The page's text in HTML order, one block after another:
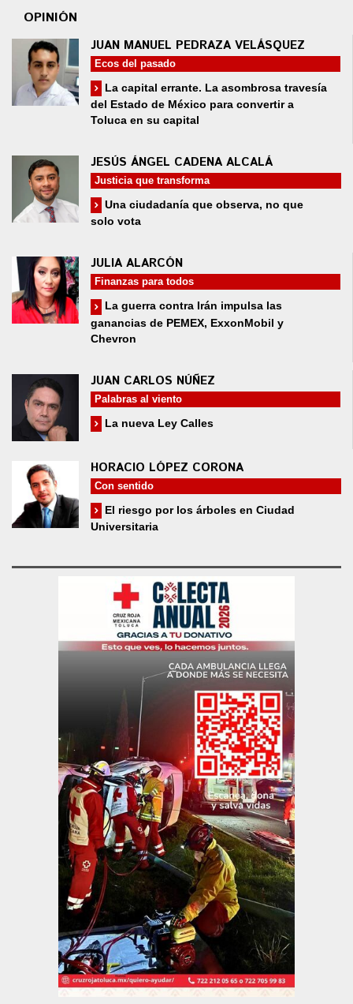
OPINIÓN
JUAN MANUEL PEDRAZA VELÁSQUEZ
Ecos del pasado
La capital errante. La asombrosa travesía
del Estado de México para convertir a
Toluca en su capital
JESÚS ÁNGEL CADENA ALCALÁ
Justicia que transforma
Una ciudadanía que observa, no que
solo vota
JULIA ALARCÓN
Finanzas para todos
La guerra contra Irán impulsa las
ganancias de PEMEX, ExxonMobil y
Chevron
JUAN CARLOS NÚÑEZ
Palabras al viento
La nueva Ley Calles
HORACIO LÓPEZ CORONA
Con sentido
El riesgo por los árboles en Ciudad
Universitaria